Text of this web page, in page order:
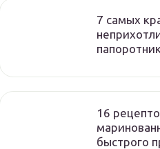
7 самых
16
быстрого